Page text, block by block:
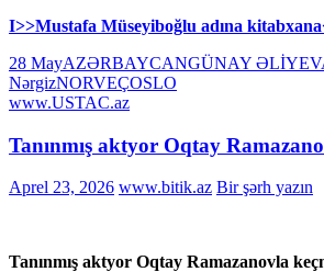
I>>Mustafa Müseyiboğlu adına
28 MayAZƏRBAYCANGÜNAY
NərgizNORVEÇOSLO
www.USTAC.az
Tanınmış aktyor Oqtay
Aprel 23, 2026 www.bitik.az Bir şərh yazın
Tanınmış aktyor Oqtay Ramazanovla